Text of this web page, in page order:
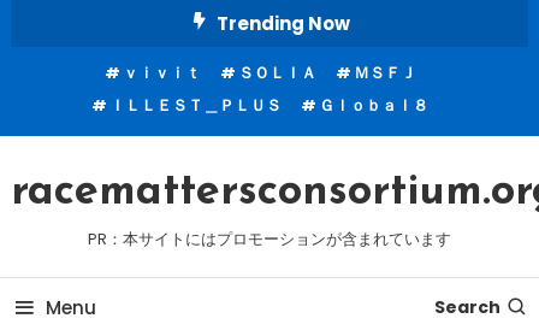
Trending Now
ｖｉｖｉｔ ＳＯＬＩＡ
ＭＳＦＪ
ＩＬＬＥＳＴ＿ＰＬＵＳ
Ｇｌｏｂａｌ８
PR：本サイトにはプロモーションが含まれています
Menu Search